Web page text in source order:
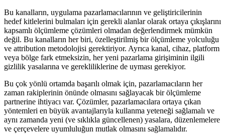
Bu kanalların, uygulama pazarlamacılarının ve geliştiricilerinin
hedef kitlelerini bulmaları için gerekli alanlar olarak ortaya çıkışlarını
kapsamlı ölçümleme çözümleri olmadan değerlendirmek mümkün
değil. Bu kanalların her biri, özelleştirilmiş bir ölçümleme yolculuğu
ve attribution metodolojisi gerektiriyor. Ayrıca kanal, cihaz, platform
veya bölge fark etmeksizin, her yeni pazarlama girişiminin ilgili
gizlilik yasalarına ve gerekliliklerine de uyması gerekiyor.
Bu çok yönlü ortamda başarılı olmak için, pazarlamacıların her
zaman rakiplerinin önünde olmasını sağlayacak bir ölçümleme
partnerine ihtiyacı var. Çözümler, pazarlamacılara ortaya çıkan
yöntemleri en büyük avantajlarıyla kullanma yeteneği sağlamalı ve
aynı zamanda yeni (ve sıklıkla güncellenen) yasalara, düzenlemelere
ve çerçevelere uyumluluğun mutlak olmasını sağlamalıdır.